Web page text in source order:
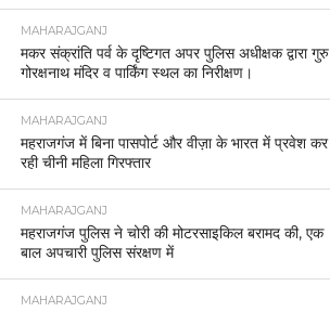
MAHARAJGANJ
मकर संक्रांति पर्व के दृष्टिगत अपर पुलिस अधीक्षक द्वारा गुरु
गोरक्षनाथ मंदिर व पार्किंग स्थल का निरीक्षण।
MAHARAJGANJ
महराजगंज में बिना पासपोर्ट और वीज़ा के भारत में प्रवेश कर
रही चीनी महिला गिरफ्तार
MAHARAJGANJ
महराजगंज पुलिस ने चोरी की मोटरसाइकिल बरामद की, एक
बाल अपचारी पुलिस संरक्षण में
MAHARAJGANJ